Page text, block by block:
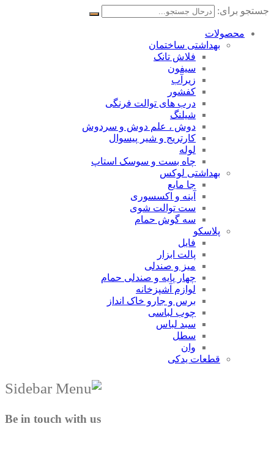
جستجو برای:
محصولات
بهداشتی ساختمان
فلاش تانک
سیفون
زیرآب
کفشور
درب های توالت فرنگی
شیلنگ
دوش ، علم دوش و سردوش
کارتریج و شیر پیسوال
لوله
چاه بست و سوسک استاپ
بهداشتی لوکس
جا مایع
آینه و اکسسوری
ست توالت شوی
سه گوش حمام
پلاسکو
فایل
پالت ابزار
میز و صندلی
چهار پایه و صندلی حمام
لوازم آشپزخانه
برس و جارو خاک انداز
چوب لباسی
سبد لباس
سطل
وان
قطعات یدکی
Be in touch with us